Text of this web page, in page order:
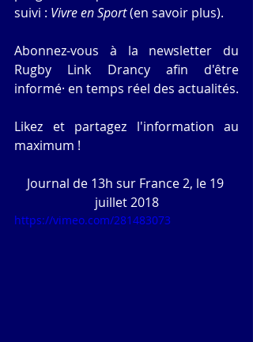
suivi : Vivre en Sport (en savoir plus).
Abonnez-vous à la newsletter du
Rugby Link Drancy afin d'être
informé· en temps réel des actualités.
Likez et partagez l'information au
maximum !
Journal de 13h sur France 2, le 19
juillet 2018
https://vimeo.com/281483073